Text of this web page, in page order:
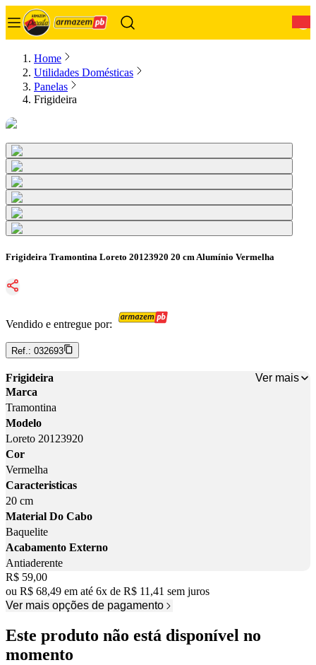
Home
Utilidades Domésticas
Panelas
Frigideira
Frigideira Tramontina Loreto 20123920 20 cm Alumínio Vermelha
Vendido e entregue por:
Ref.: 032693
Frigideira
Ver mais
Marca
Tramontina
Modelo
Loreto 20123920
Cor
Vermelha
Caracteristicas
20 cm
Material Do Cabo
Baquelite
Acabamento Externo
Antiaderente
Price:
R$ 59,00
ou R$ 68,49 em até 6x de R$ 11,41 sem juros
Ver mais opções de pagamento
Este produto não está disponível no
momento